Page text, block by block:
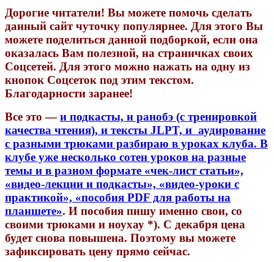
Дорогие читатели! Вы можете помочь сделать
данный сайт чуточку популярнее. Для этого Вы
можете поделиться данной подборкой, если она
оказалась Вам полезной, на страничках своих
Соцсетей. Для этого можно нажать на одну из
кнопок Соцсеток под этим текстом.
Благодарности заранее!
Все это —и подкасты, и ранобэ (с тренировкой
качества чтения), и тексты JLPT, и аудирование
с разными трюками разбираю в уроках клуба. В
клубе уже несколько сотен уроков на разные
темы и в разном формате «чек-лист статьи»,
«видео-лекции и подкасты», «видео-уроки с
практикой», «пособия PDF для работы на
планшете». И пособия пишу именно свои, со
своими трюками и ноухау *). С декабря цена
будет снова повышена. Поэтому вы можете
зафиксировать цену прямо сейчас.